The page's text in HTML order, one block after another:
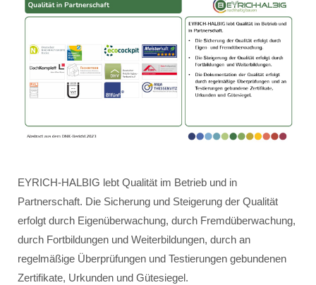
EYRICH-HALBIG lebt Qualität im Betrieb und in
Partnerschaft. Die Sicherung und Steigerung der Qualität
erfolgt durch Eigenüberwachung, durch Fremdüberwachung,
durch Fortbildungen und Weiterbildungen, durch an
regelmäßige Überprüfungen und Testierungen gebundenen
Zertifikate, Urkunden und Gütesiegel.